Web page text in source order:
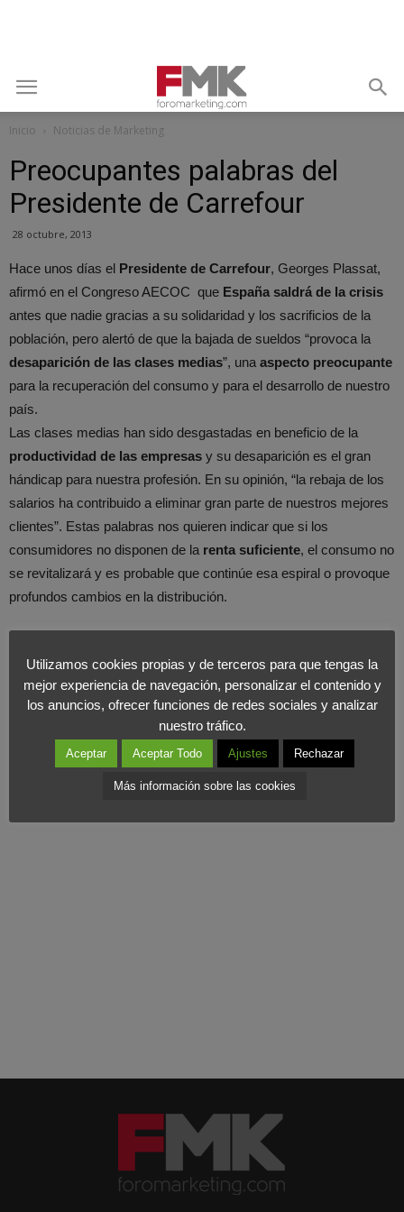
Inicio Noticias de Marketing
Preocupantes palabras del
Presidente de Carrefour
28 octubre, 2013
Hace unos días el Presidente de Carrefour, Georges Plassat,
afirmó en el Congreso AECOC que España saldrá de la crisis
antes que nadie gracias a su solidaridad y los sacrificios de la
población, pero alertó de que la bajada de sueldos “provoca la
desaparición de las clases medias”, una aspecto preocupante
para la recuperación del consumo y para el desarrollo de nuestro
país.
Las clases medias han sido desgastadas en beneficio de la
productividad de las empresas y su desaparición es el gran
hándicap para nuestra profesión. En su opinión, “la rebaja de los
salarios ha contribuido a eliminar gran parte de nuestros mejores
clientes”. Estas palabras nos quieren indicar que si los
consumidores no disponen de la renta suficiente, el consumo no
se revitalizará y es probable que continúe esa espiral o provoque
profundos cambios en la distribución.
de lapolítica Low cost, con efectos perniciosos enel empleo y
en el sector primario, ya que un solo céntimo de bajada en la
leche resta 45 millones de euros al sector. En este y en otros, los
efectos son perniciosos en su opinión y cree que una política
basada en el precio es un gran error.
Utilizamos cookies propias y de terceros para que tengas la
mejor experiencia de navegación, personalizar el contenido y
los anuncios, ofrecer funciones de redes sociales y analizar
nuestro tráfico.
Aceptar Aceptar Todo Ajustes Rechazar
Más información sobre las cookies